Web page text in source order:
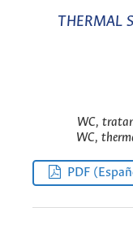
THERMAL
WC,
WC,
PDF